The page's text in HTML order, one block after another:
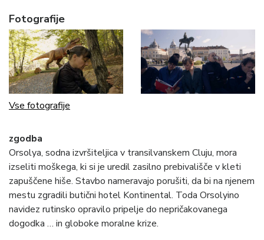
Fotografije
Vse fotografije
zgodba
Orsolya, sodna izvršiteljica v transilvanskem Cluju, mora
izseliti moškega, ki si je uredil zasilno prebivališče v kleti
zapuščene hiše. Stavbo nameravajo porušiti, da bi na njenem
mestu zgradili butični hotel Kontinental. Toda Orsolyino
navidez rutinsko opravilo pripelje do nepričakovanega
dogodka … in globoke moralne krize.